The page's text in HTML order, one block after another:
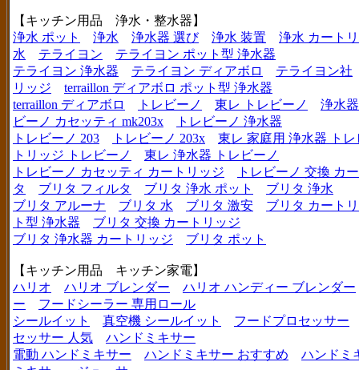
【キッチン用品 浄水・整水器】
浄水 ポット
浄水 浄水器 選び 浄水 装置
浄水 カート
水
テライヨン
テライヨン ポット型 浄水器
テライヨン 浄水器
テライヨン ディアボロ
テライヨン社
リッジ
terraillon ディアボロ ポット型 浄水器
terraillon ディアボロ
トレビーノ 東レ トレビーノ
浄水
ビーノ カセッティ mk203x
トレビーノ 浄水器
トレビーノ 203
トレビーノ 203x
東レ 家庭用 浄水器 トレ
トリッジ トレビーノ
東レ 浄水器 トレビーノ
トレビーノ カセッティ カートリッジ
トレビーノ 交換 カ
タ
ブリタ フィルタ ブリタ 浄水 ポット
ブリタ 浄水
ブリタ アルーナ
ブリタ 水 ブリタ 激安
ブリタ カート
ト型 浄水器
ブリタ 交換 カートリッジ
ブリタ 浄水器 カートリッジ
ブリタ ポット
【キッチン用品 キッチン家電】
ハリオ
ハリオ ブレンダー
ハリオ ハンディー ブレンダー
ー
フードシーラー 専用ロール
シールイット
真空機 シールイット
フードプロセッサー
セッサー 人気
ハンドミキサー
電動 ハンドミキサー
ハンドミキサー おすすめ
ハンドミ